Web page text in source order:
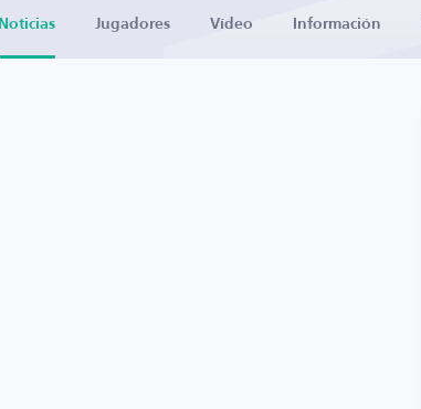
Noticias Jugadores Vídeo Información